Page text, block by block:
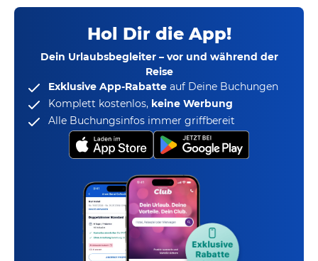
Hol Dir die App!
Dein Urlaubsbegleiter – vor und während der
Reise
Exklusive App-Rabatte auf Deine Buchungen
Komplett kostenlos, keine Werbung
Alle Buchungsinfos immer griffbereit